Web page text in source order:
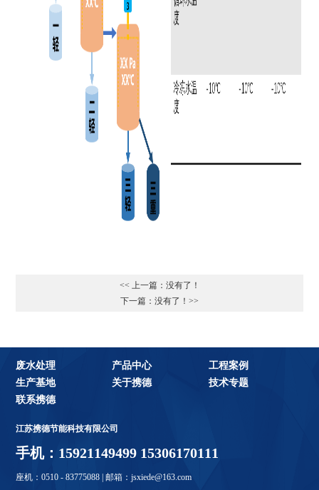
<< 上一篇：没有了！
下一篇：没有了！>>
废水处理 产品中心
工程案例
生产基地
关于携德
技术专题
联系携德
江苏携德节能科技有限公司
手机：15921149499 15306170111
座机：0510 - 83775088 | 邮箱：jsxiede@163.com